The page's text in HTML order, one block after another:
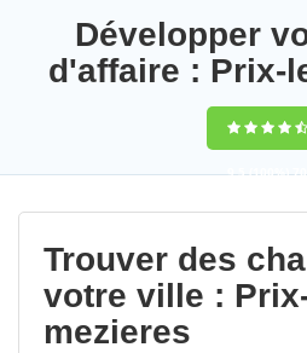
Développer
d'affaire : Prix-
9,5(100%)70
votes
Trouver des
votre ville :
mezieres